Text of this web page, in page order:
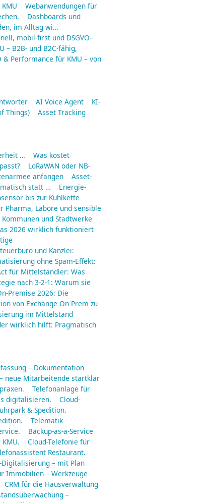
Webanwendungen für
Dashboards und
im Alltag wi…
mobil-first und DSGVO-
– B2B- und B2C-fähig,
& Performance für KMU – von
AI Voice Agent
KI-
Things)
Asset Tracking
…
Was kostet
LoRaWAN oder NB-
anfangen
Asset-
statt …
Energie-
bis zur Kühlkette
Pharma, Labore und sensible
und Stadtwerke
2026 wirklich funktioniert
und Kanzlei:
ohne Spam-Effekt:
für Mittelständler: Was
nach 3-2-1: Warum sie
Premise 2026: Die
von Exchange On-Prem zu
im Mittelstand
wirklich hilft: Pragmatisch
– Dokumentation
neue Mitarbeitende startklar
Telefonanlage für
digitalisieren.
Cloud-
& Spedition.
Telematik-
Backup-as-a-Service
Cloud-Telefonie für
Restaurant.
Digitalisierung – mit Plan
Immobilien – Werkzeuge
CRM für die Hausverwaltung
–